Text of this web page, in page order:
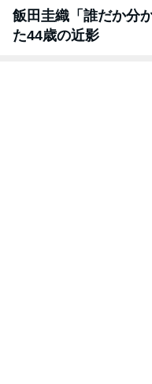
飯田圭織「誰だか分
た44歳の近影